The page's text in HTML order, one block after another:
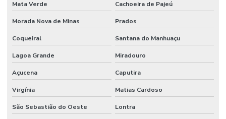
Mata Verde Cachoeira de Pajeú
Morada Nova de Minas Prados
Coqueiral Santana do Manhuaçu
Lagoa Grande Miradouro
Açucena Caputira
Virgínia Matias Cardoso
São Sebastião do Oeste Lontra